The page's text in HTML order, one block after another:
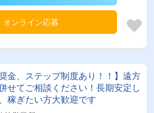
オンライン応募
金、ステップ制度あり！！】遠方
せてご相談ください！長期安定し
稼ぎたい方大歓迎です